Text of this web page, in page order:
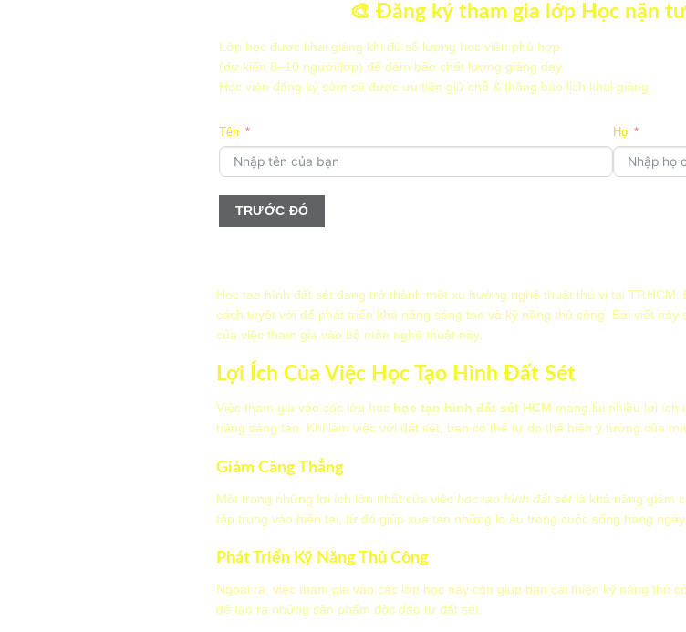
🎨 Đăng ký tham gia lớp Học nặn
Lớp học được khai giảng khi đủ số lượng học viên phù hợp
(dự kiến 8–10 người/lớp) để đảm bảo chất lượng giảng dạy.
Học viên đăng ký sớm sẽ được ưu tiên giữ chỗ & thông báo lịch khai giảng.
Tên Họ
TRƯỚC ĐÓ
TRƯỚC ĐÓ
Chiều
Tối
TRƯỚC ĐÓ TIẾP THEO
TRỞ LẠI
Học tạo hình đất sét đang trở thành một xu hướng nghệ thuật thú vị tại
cách tuyệt vời để phát triển khả năng sáng tạo và kỹ năng thủ công. Bài viết
của việc tham gia vào bộ môn nghệ thuật này.
Lợi Ích Của Việc Học Tạo Hình Đất Sét
Việc tham gia vào các lớp học học tạo hình đất sét HCM mang lại nhiều lợi ích
năng sáng tạo. Khi làm việc với đất sét, bạn có thể tự do thể hiện ý tưởng của
Giảm Căng Thẳng
Một trong những lợi ích lớn nhất của việc học tạo hình đất sétlà khả năng giảm
tập trung vào hiện tại, từ đó giúp xua tan những lo âu trong cuộc sống hàng ngày.
Phát Triển Kỹ Năng Thủ Công
Ngoài ra, việc tham gia vào các lớp học này còn giúp bạn cải thiện kỹ năng thủ
để tạo ra những sản phẩm độc đáo từ đất sét.